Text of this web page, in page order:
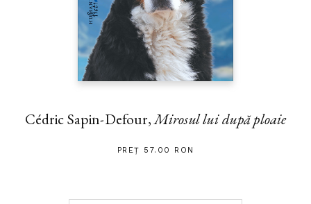
Cédric Sapin-Defour,Mirosul lui după ploaie
PREȚ 57.00 RON